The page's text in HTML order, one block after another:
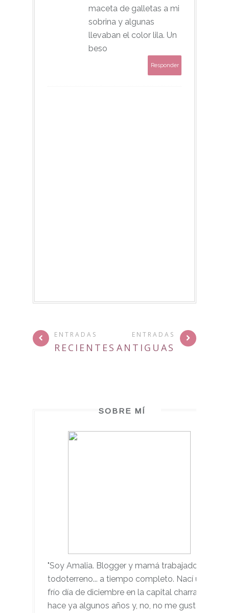
maceta de galletas a mi
sobrina y algunas
llevaban el color lila. Un
beso
Responder
ENTRADAS
RECIENTES
ENTRADAS
ANTIGUAS
SOBRE MÍ
"Soy Amalia. Blogger y mamá trabajadora
todoterreno... a tiempo completo. Nací un
frío día de diciembre en la capital charra,
hace ya algunos años y, no, no me gusta el